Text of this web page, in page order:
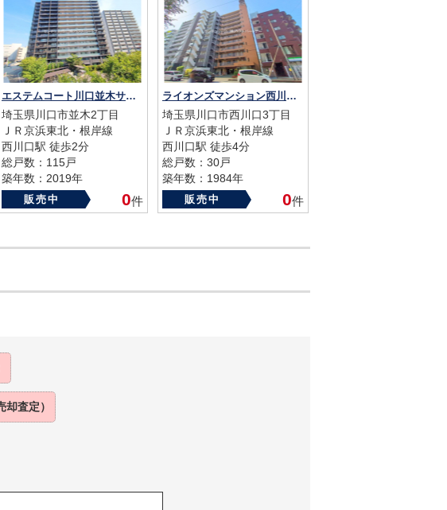
エステムコート川口並木サウスガーデン
埼玉県川口市並木2丁目
ＪＲ京浜東北・根岸線
西川口駅 徒歩2分
総戸数：115戸
築年数：2019年
販売中 0件
ライオンズマンション西川口第6
埼玉県川口市西川口3丁目
ＪＲ京浜東北・根岸線
西川口駅 徒歩4分
総戸数：30戸
築年数：1984年
販売中 0件
査定）